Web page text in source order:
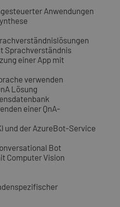
Anwendungen
Sprachverständnis
einer App mit
verwenden
Lösung
einer QnA-
und der AzureBot-Service
Bot
Computer Vision